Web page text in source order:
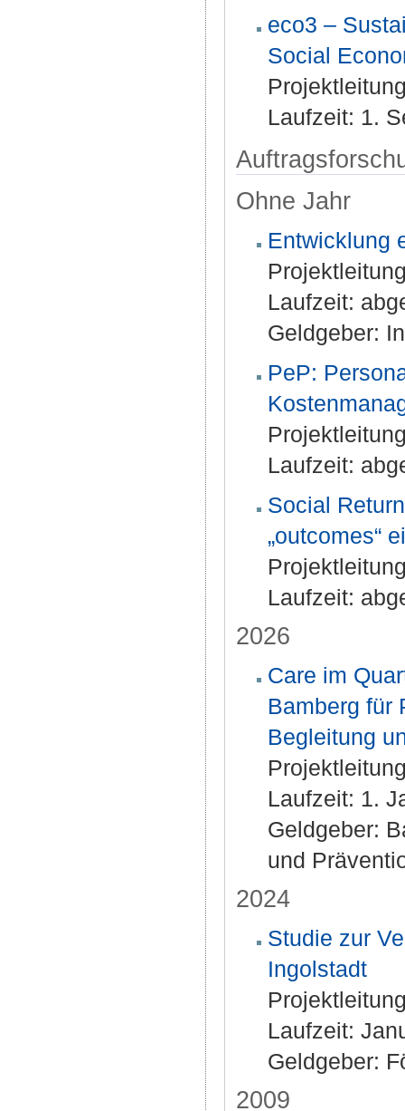
eco3 –
Social
Laufzeit: 1.
Ohne Jahr
Entwicklung
Laufzeit:
Geldgeber:
PeP:
Laufzeit:
Social
„outcomes“
Laufzeit:
2026
Care im
Bamberg für
Begleitung
Laufzeit: 1.
Geldgeber:
und
2024
Studie zur
Ingolstadt
Laufzeit:
Geldgeber:
2009